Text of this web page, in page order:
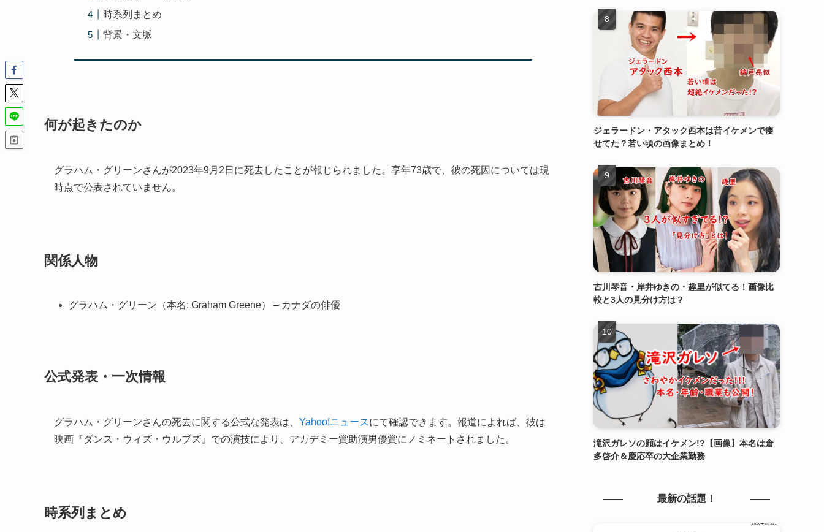
時系列まとめ
背景・文脈
何が起きたのか
グラハム・グリーンさんが2023年9月2日に死去したことが報じられました。享年73歳で、彼の死因については現
時点で公表されていません。
関係人物
グラハム・グリーン（本名: Graham Greene） – カナダの俳優
公式発表・一次情報
グラハム・グリーンさんの死去に関する公式な発表は、 Yahoo!ニュースにて確認できます。報道によれば、彼は
映画『ダンス・ウィズ・ウルブズ』での演技により、アカデミー賞助演男優賞にノミネートされました。
時系列まとめ
ジェラードン・アタック西本は昔イケメンで痩
せてた？若い頃の画像まとめ！
古川琴音・岸井ゆきの・趣里が似てる！画像比
較と3人の見分け方は？
滝沢ガレソの顔はイケメン!?【画像】本名は倉
多啓介＆慶応卒の大企業勤務
最新の話題！